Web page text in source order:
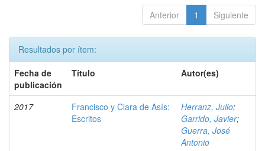
Anterior 1 Siguiente
Resultados por ítem:
Fecha de
publicación
Título Autor(es)
2017
Francisco y Clara de Asís:
Escritos
Herranz, Julio;
Garrido, Javier;
Guerra, José
Antonio